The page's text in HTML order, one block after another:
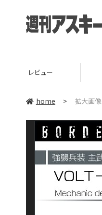
レビュー
home > 拡大画像